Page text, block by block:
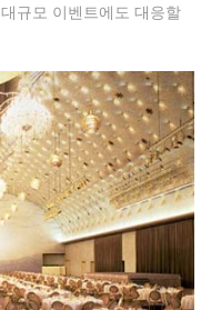
규모 이벤트에도 대응할